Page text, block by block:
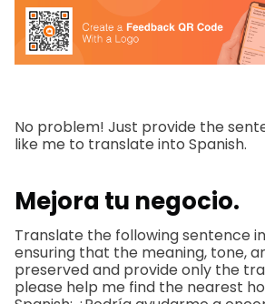
No problem! Just provide the
like me to translate into Spanish.
Mejora tu negocio.
Translate the following sentence
ensuring that the meaning, tone,
preserved and provide only the
please help me find the nearest